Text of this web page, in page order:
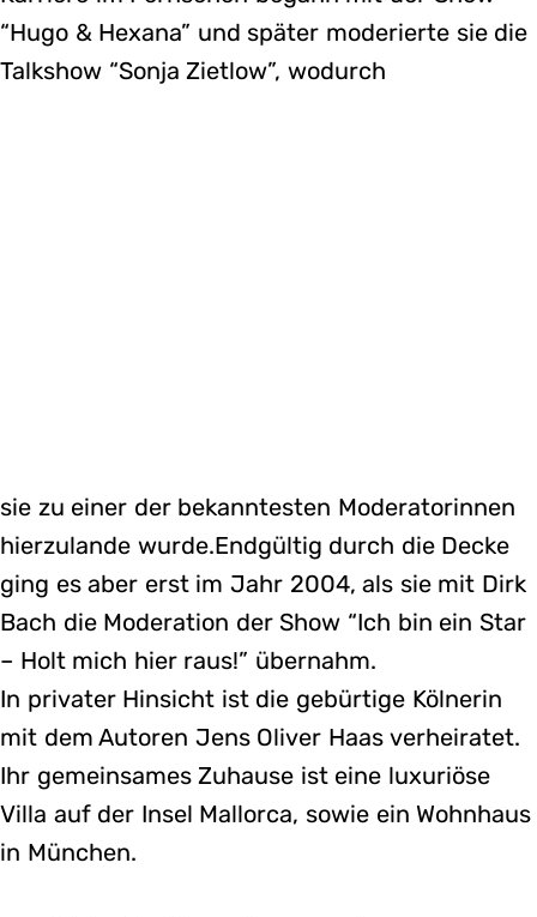
“Hugo & Hexana” und später moderierte sie die
Talkshow “Sonja Zietlow”, wodurch
sie zu einer der bekanntesten Moderatorinnen
hierzulande wurde.Endgültig durch die Decke
ging es aber erst im Jahr 2004, als sie mit Dirk
Bach die Moderation der Show “Ich bin ein Star
– Holt mich hier raus!” übernahm.
In privater Hinsicht ist die gebürtige Kölnerin
mit dem Autoren Jens Oliver Haas verheiratet.
Ihr gemeinsames Zuhause ist eine luxuriöse
Villa auf der Insel Mallorca, sowie ein Wohnhaus
in München.